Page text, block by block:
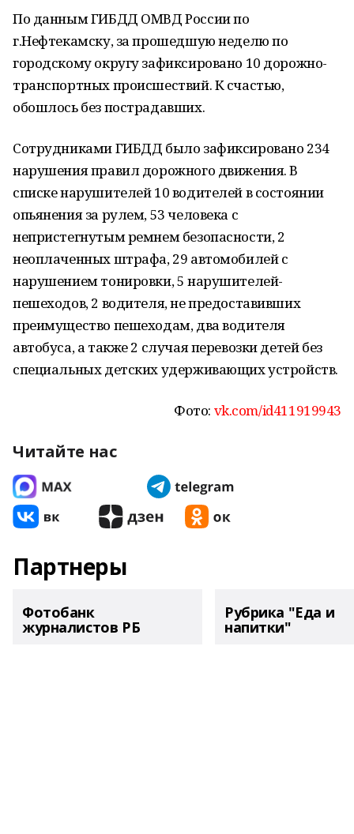
По данным ГИБДД ОМВД России по
г.Нефтекамску, за прошедшую неделю по
городскому округу зафиксировано 10 дорожно-
транспортных происшествий. К счастью,
обошлось без пострадавших.
Сотрудниками ГИБДД было зафиксировано 234
нарушения правил дорожного движения. В
списке нарушителей 10 водителей в состоянии
опьянения за рулем, 53 человека с
непристегнутым ремнем безопасности, 2
неоплаченных штрафа, 29 автомобилей с
нарушением тонировки, 5 нарушителей-
пешеходов, 2 водителя, не предоставивших
преимущество пешеходам, два водителя
автобуса, а также 2 случая перевозки детей без
специальных детских удерживающих устройств.
Фото: vk.com/id411919943
Читайте нас
Партнеры
Фотобанк
журналистов РБ
Рубрика "Еда и
напитки"